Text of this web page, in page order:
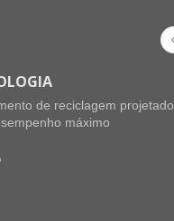
de reciclagem projetado
máximo